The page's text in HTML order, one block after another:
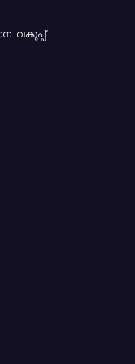
വകുപ്പ്